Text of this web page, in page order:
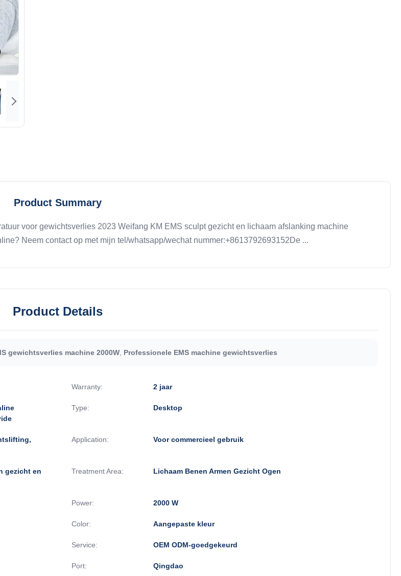
Product Summary
voor gewichtsverlies 2023 Weifang KM EMS sculpt gezicht en lichaam afslanking machine
Neem contact op met mijn tel/whatsapp/wechat nummer:+8613792693152De ...
Product Details
gewichtsverlies machine 2000W Professionele EMS machine gewichtsverlies
Warranty: 2 jaar
Type: Desktop
Application: Voor commercieel gebruik
gezicht en
Treatment Area: Lichaam Benen Armen Gezicht Ogen
Power: 2000 W
Color: Aangepaste kleur
Service: OEM ODM-goedgekeurd
Port: Qingdao